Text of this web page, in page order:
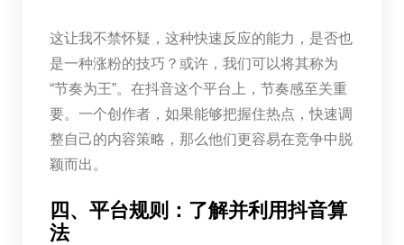
这让我不禁怀疑，这种快速反应的能力，是否也
是一种涨粉的技巧？或许，我们可以将其称为
“节奏为王”。在抖音这个平台上，节奏感至关重
要。一个创作者，如果能够把握住热点，快速调
整自己的内容策略，那么他们更容易在竞争中脱
颖而出。
四、平台规则：了解并利用抖音算
法